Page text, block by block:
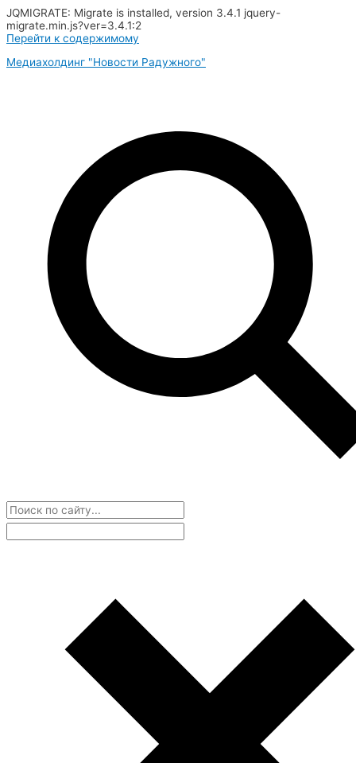
JQMIGRATE: Migrate is installed, version 3.4.1 jquery-
migrate.min.js?ver=3.4.1:2
Перейти к содержимому
Медиахолдинг "Новости Радужного"